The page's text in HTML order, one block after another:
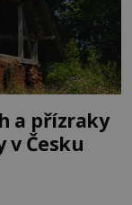
a přízraky
v Česku